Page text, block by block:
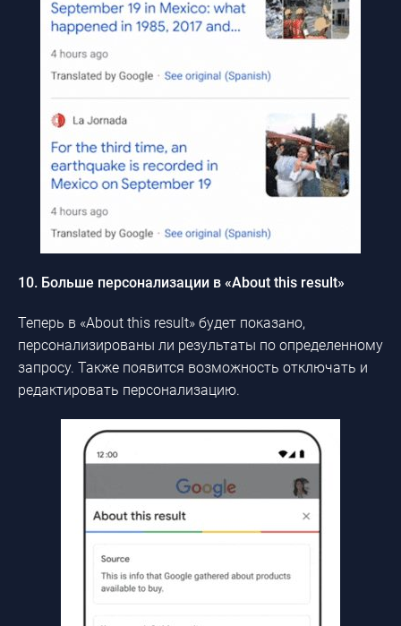
10. Больше персонализации в «About this result»
Теперь в «About this result» будет показано,
персонализированы ли результаты по определенному
запросу. Также появится возможность отключать и
редактировать персонализацию.